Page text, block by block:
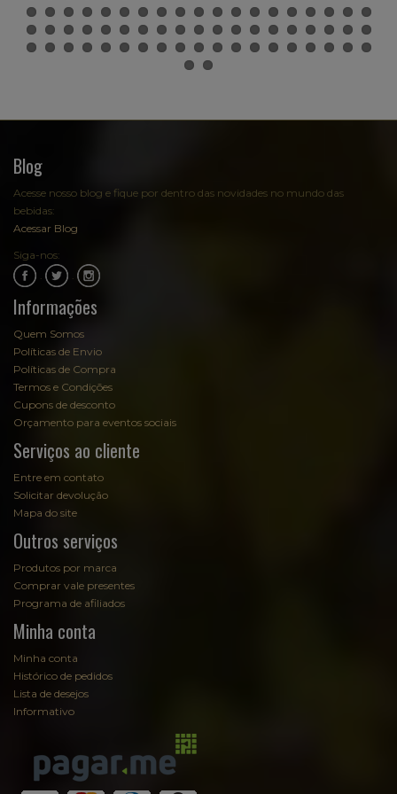
Blog
Acesse nosso blog e fique por dentro das novidades no mundo das
bebidas:
Acessar Blog
Siga-nos:
Informações
Quem Somos
Políticas de Envio
Políticas de Compra
Termos e Condições
Cupons de desconto
Orçamento para eventos sociais
Serviços ao cliente
Entre em contato
Solicitar devolução
Mapa do site
Outros serviços
Produtos por marca
Comprar vale presentes
Programa de afiliados
Minha conta
Minha conta
Histórico de pedidos
Lista de desejos
Informativo